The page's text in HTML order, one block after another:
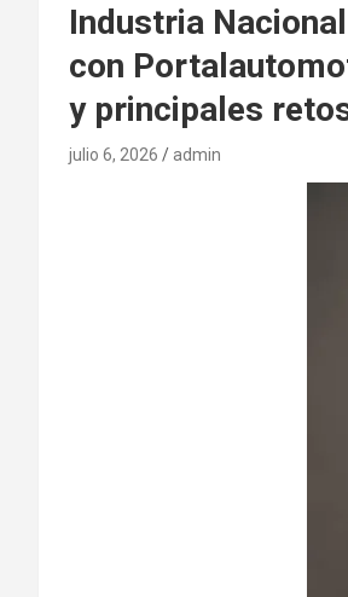
Industria
con
y principales
julio 6, 2026 admin